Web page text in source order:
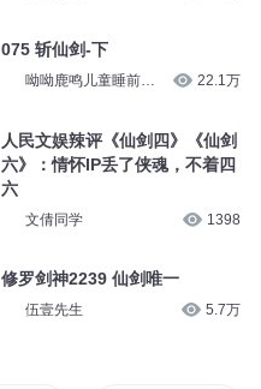
075 斩仙剑-下
呦呦鹿鸣儿童睡前故
22.1万
人民文娱辣评《仙剑四》《仙剑
六》：情怀IP丢了侠魂，不着四
六
文倩同学 1398
修罗剑神2239 仙剑唯一
伍壹先生 5.7万